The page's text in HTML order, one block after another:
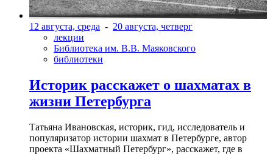
12 августа, среда - 20 августа, четверг
лекции
Библиотека им. В.В. Маяковского
библиотеки
Историк расскажет о шахматах в
жизни Петербурга
Татьяна Ивановская, историк, гид, исследователь и
популяризатор истории шахмат в Петербурге, автор
проекта «Шахматный Петербург», расскажет, где в